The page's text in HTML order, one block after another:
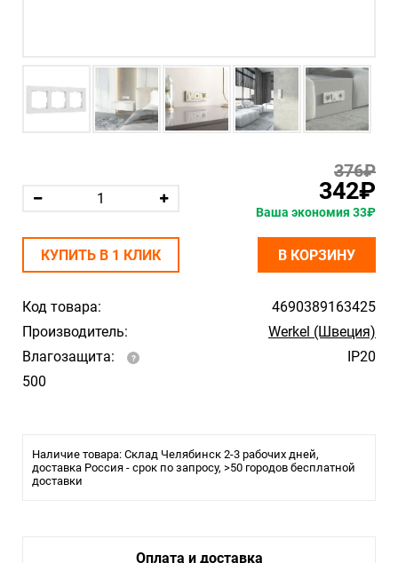
Код товара:
4690389163425
Производитель:
Werkel (Швеция)
Влагозащита:
IP20
500
Наличие товара: Склад Челябинск 2-3 рабочих дней,
доставка Россия - срок по запросу, >50 городов бесплатной
доставки
376₽
342₽
Ваша экономия 33₽
КУПИТЬ В 1 КЛИК В КОРЗИНУ
Оплата и доставка